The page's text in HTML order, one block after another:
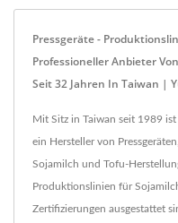
Pressgeräte -
Professioneller Anbieter
Seit 32 Jahren In Taiwan |
Mit Sitz in Taiwan seit 1989
ein Hersteller von
Sojamilch und Tofu-
Produktionslinien für
Zertifizierungen ausgestattet